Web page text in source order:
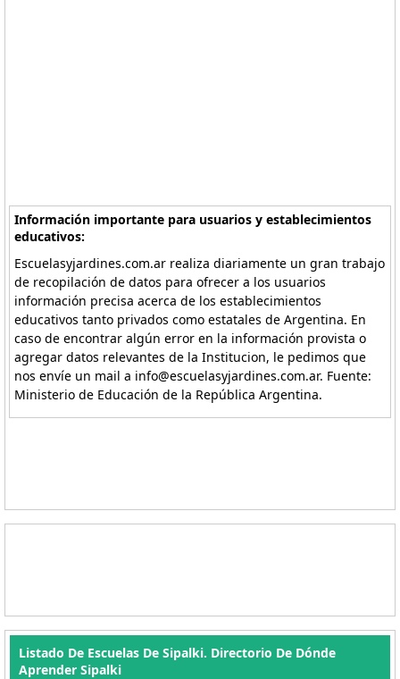
Información importante para usuarios y establecimientos
educativos:
Escuelasyjardines.com.ar realiza diariamente un gran trabajo
de recopilación de datos para ofrecer a los usuarios
información precisa acerca de los establecimientos
educativos tanto privados como estatales de Argentina. En
caso de encontrar algún error en la información provista o
agregar datos relevantes de la Institucion, le pedimos que
nos envíe un mail a info@escuelasyjardines.com.ar. Fuente:
Ministerio de Educación de la República Argentina.
Listado De Escuelas De Sipalki. Directorio De Dónde
Aprender Sipalki